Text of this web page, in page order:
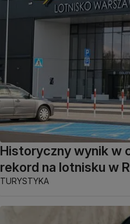
Historyczny wynik w
rekord na lotnisku w
TURYSTYKA